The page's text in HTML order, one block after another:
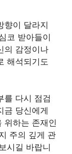
향이 달라지
코 받아들이
의 감정이나
해석되기도
를 다시 점검
금 당신에게
위하는 존재인
주의 깊게 관
시길 바랍니